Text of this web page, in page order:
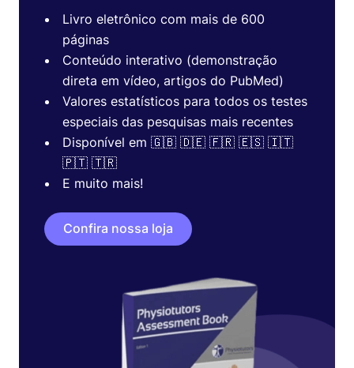
Livro eletrônico com mais de 600
páginas
Conteúdo interativo (demonstração
direta em vídeo, artigos do PubMed)
Valores estatísticos para todos os testes
especiais das pesquisas mais recentes
Disponível em 🇬🇧 🇩🇪 🇫🇷 🇪🇸 🇮🇹
🇵🇹 🇹🇷
E muito mais!
Confira nossa loja